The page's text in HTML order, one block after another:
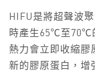
HIFU是將超聲波
時產生65℃至70℃
熱力會立即收縮膠
新的膠原蛋白，增